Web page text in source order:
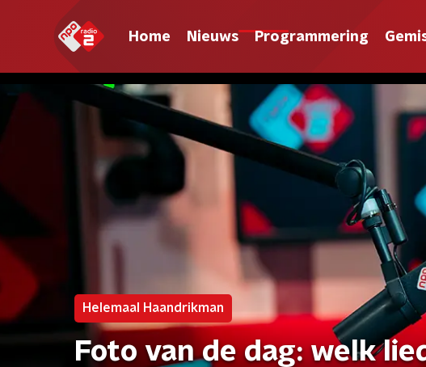
Home Nieuws Programmering
Helemaal Haandrikman
Foto van de dag: welk